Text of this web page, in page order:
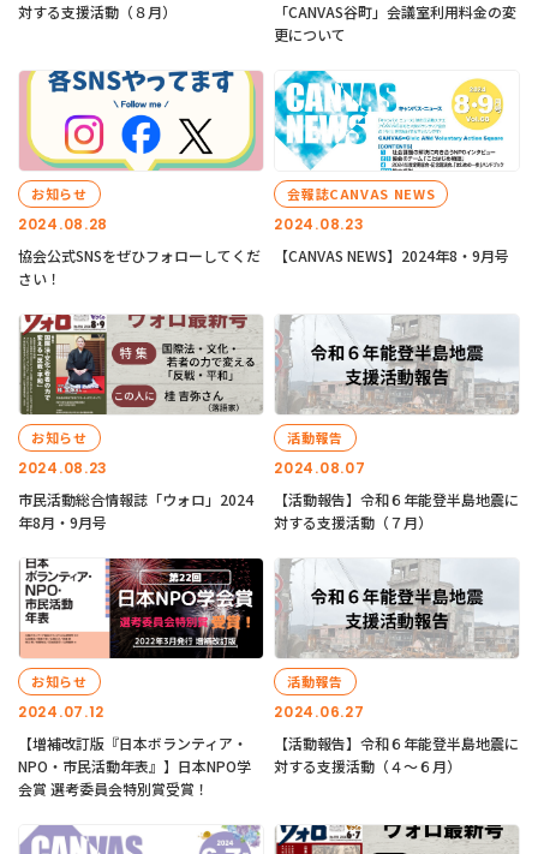
対する支援活動（８月）
「CANVAS谷町」会議室利用料金の変
更について
2024.08.28
お知らせ
協会公式SNSをぜひフォローしてくだ
さい！
2024.08.23
会報誌CANVAS NEWS
【CANVAS NEWS】2024年8・9月号
2024.08.23
お知らせ
市民活動総合情報誌「ウォロ」2024
年8月・9月号
2024.08.07
活動報告
【活動報告】令和６年能登半島地震に
対する支援活動（７月）
2024.07.12
お知らせ
【増補改訂版『日本ボランティア・
NPO・市民活動年表』】日本NPO学
会賞 選考委員会特別賞受賞！
2024.06.27
活動報告
【活動報告】令和６年能登半島地震に
対する支援活動（４〜６月）